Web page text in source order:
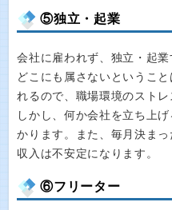
⑤独立・起業
会社に雇われず、独立・起
どこにも属さないというこ
れるので、職場環境のスト
しかし、何か会社を立ち上
かります。また、毎月決ま
収入は不安定になります。
⑥フリーター